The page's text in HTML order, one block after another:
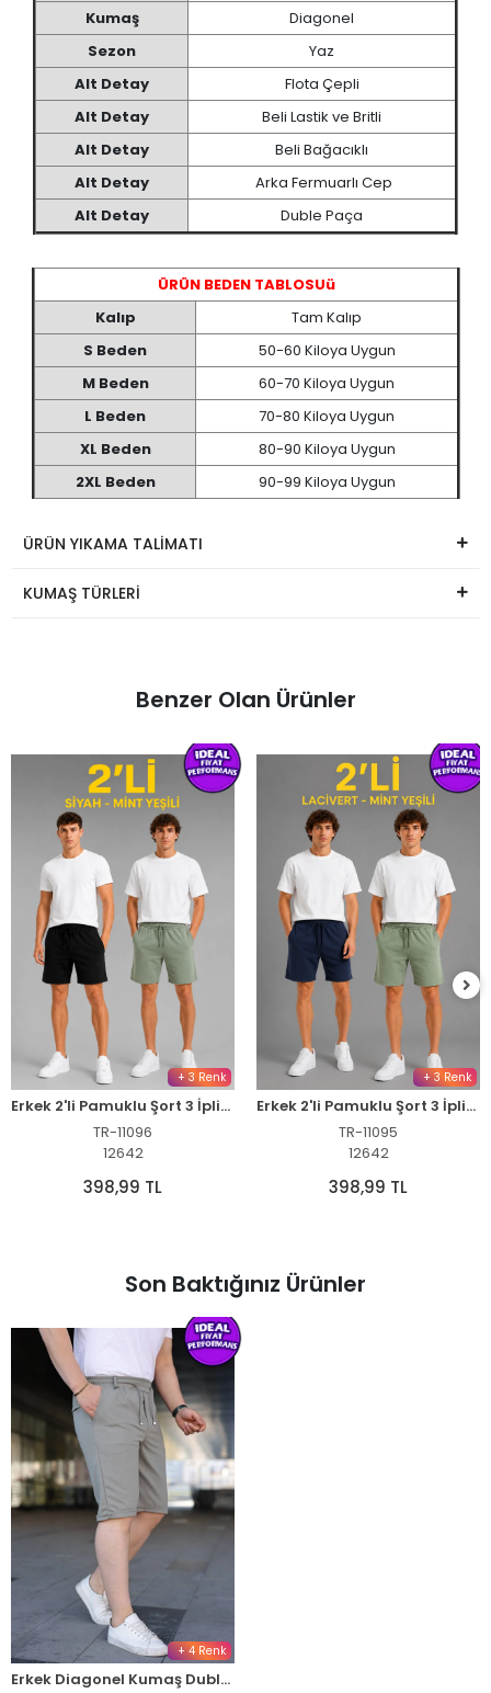
Kumaş
Diagonel
Sezon
Yaz
Alt Detay
Flota Çepli
Alt Detay
Beli Lastik ve Britli
Alt Detay
Beli Bağacıklı
Alt Detay
Arka Fermuarlı Cep
Alt Detay
Duble Paça
ÜRÜN BEDEN TABLOSUü
Kalıp
Tam Kalıp
S Beden
50-60 Kiloya Uygun
M Beden
60-70 Kiloya Uygun
L Beden
70-80 Kiloya Uygun
XL Beden
80-90 Kiloya Uygun
2XL Beden
90-99 Kiloya Uygun
ÜRÜN YIKAMA TALİMATI
KUMAŞ TÜRLERİ
Benzer Olan Ürünler
+ 3 Renk
Erkek 2'li Pamuklu Şort 3 İplik Şardonsuz Yazlık Cepli Lastikli Bağcıklı - Siyah & Mint Yeşili
TR-11096
12642
398,99 TL
+ 3 Renk
Erkek 2'li Pamuklu Şort 3 İplik Şardonsuz Cepli Lastikli Bağcıklı - Lacivert & Mint Yeşili
TR-11095
12642
398,99 TL
Son Baktığınız Ürünler
+ 4 Renk
Erkek Diagonel Kumaş Duble Paça Cepli Bağcıklı Bel Lastikli ŞORT - Mint Yeşili